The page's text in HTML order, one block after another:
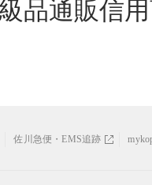
品通販信
佐川急便・EMS追跡